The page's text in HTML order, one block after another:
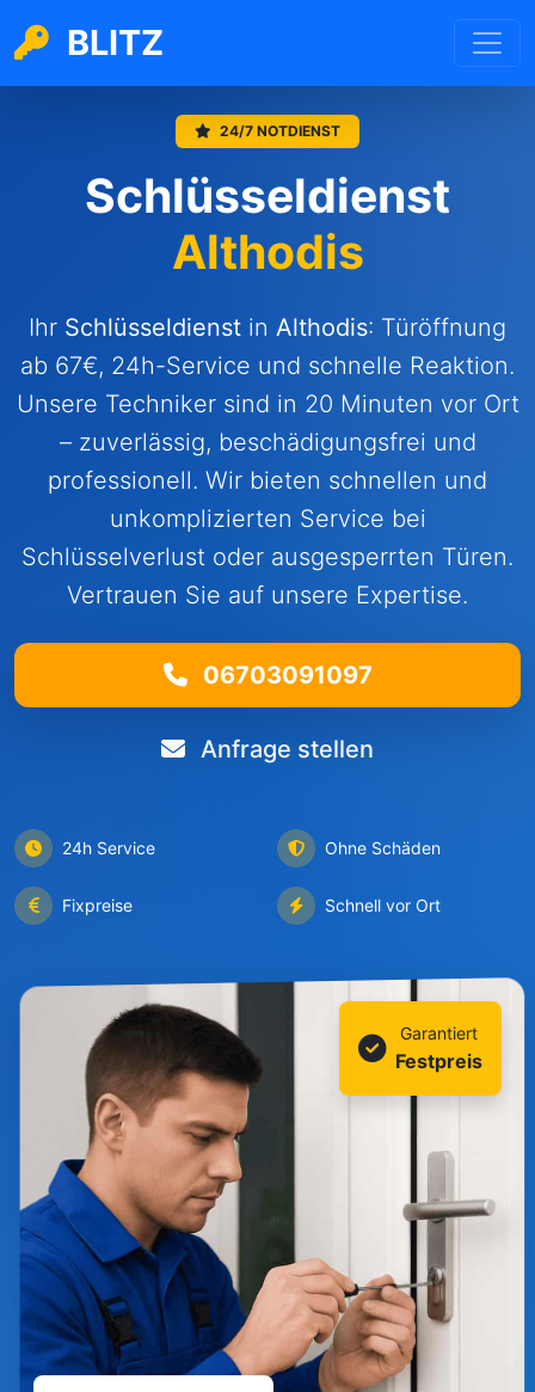
BLITZ
24/7 NOTDIENST
Schlüsseldienst
Althodis
Ihr Schlüsseldienst in Althodis: Türöffnung
ab 67€, 24h-Service und schnelle Reaktion.
Unsere Techniker sind in 20 Minuten vor Ort
– zuverlässig, beschädigungsfrei und
professionell. Wir bieten schnellen und
unkomplizierten Service bei
Schlüsselverlust oder ausgesperrten Türen.
Vertrauen Sie auf unsere Expertise.
06703091097
Anfrage stellen
24h Service Ohne Schäden
Fixpreise Schnell vor Ort
Garantiert
Festpreis